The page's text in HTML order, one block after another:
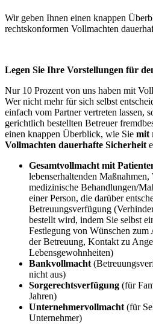
Wir geben Ihnen einen knappen
rechtskonformen Vollmachten
Legen Sie Ihre Vorstellungen für
Nur 10 Prozent von uns haben mit
Wer nicht mehr für sich selbst
einfach vom Partner vertreten lassen,
gerichtlich bestellten Betreuer
einen knappen Überblick, wie Sie mit
Vollmachten dauerhafte Sicherheit
Gesamtvollmacht mit
lebenserhaltenden
medizinische Behandlungen/
einer Person, die darüber
Betreuungsverfügung
bestellt wird, indem Sie selbst
Festlegung von Wünschen
der Betreuung, Kontakt zu
Lebensgewohnheiten)
Bankvollmacht
nicht aus)
Sorgerechtsverfügung (für
Jahren)
Unternehmervollmacht (für
Unternehmer)